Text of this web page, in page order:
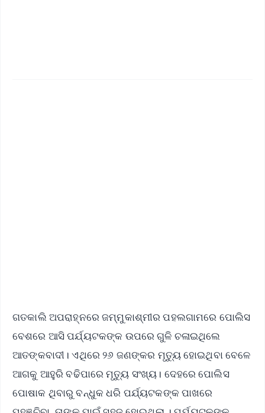
ଗତକାଲି ଅପରାହ୍ନରେ ଜମ୍ମୁକାଶ୍ମୀର ପହଲଗାମରେ ପୋଲିସ
ବେଶରେ ଆସି ପର୍ଯ୍ୟଟକଙ୍କ ଉପରେ ଗୁଳି ଚଳାଇଥିଲେ
ଆତଙ୍କବାଦୀ। ଏଥିରେ ୨୬ ଜଣଙ୍କର ମୃତ୍ୟୁ ହୋଇଥିବା ବେଳେ
ଆଗକୁ ଆହୁରି ବଢିପାରେ ମୃତ୍ୟୁ ସଂଖ୍ୟ। ଦେହରେ ପୋଲିସ
ପୋଷାକ ଥିବାରୁ ବନ୍ଧୁକ ଧରି ପର୍ଯ୍ୟଟକଙ୍କ ପାଖରେ